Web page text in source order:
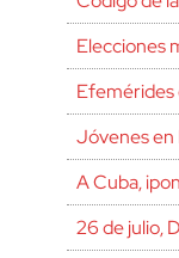
Elecciones
Efemérides
Jóvenes en
A Cuba,
26 de julio,